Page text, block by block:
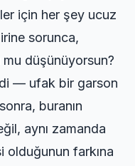
için her şey ucuz
sorunca,
mu düşünüyorsun?
— ufak bir garson
buranın
aynı zamanda
olduğunun farkına